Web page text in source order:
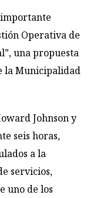
Operativa de
una propuesta
la Municipalidad
Johnson y
seis horas,
a la
servicios,
uno de los